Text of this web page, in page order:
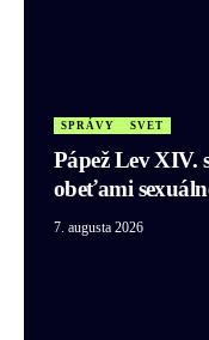
SPRÁVY SVET
Pápež Lev XIV.
obeťami
7. augusta 2026